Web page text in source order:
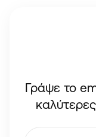
Γράψε το